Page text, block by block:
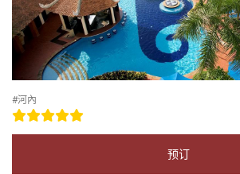
#河內
预订